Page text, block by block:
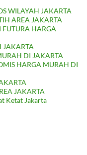
WILAYAH JAKARTA
AREA JAKARTA
HARGA
JAKARTA
DI JAKARTA
HARGA MURAH DI
JAKARTA
Ketat Jakarta